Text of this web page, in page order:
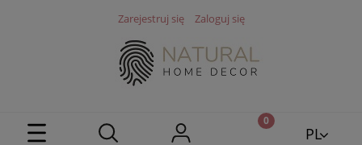
Zarejestruj się Zaloguj się
PL